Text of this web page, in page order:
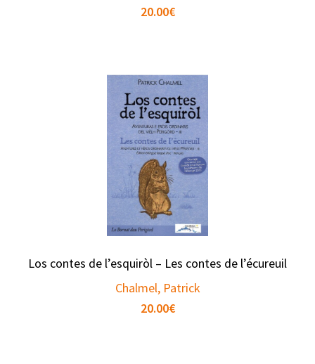
20.00€
Los contes de l’esquiròl – Les contes de l’écureuil
Chalmel, Patrick
20.00€